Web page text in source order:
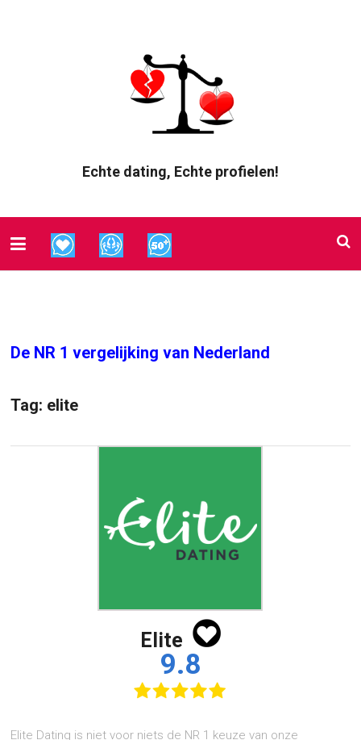
Echte dating, Echte profielen!
De NR 1 vergelijking van Nederland
Tag: elite
Elite
9.8
Elite Dating is niet voor niets de NR 1 keuze van onze